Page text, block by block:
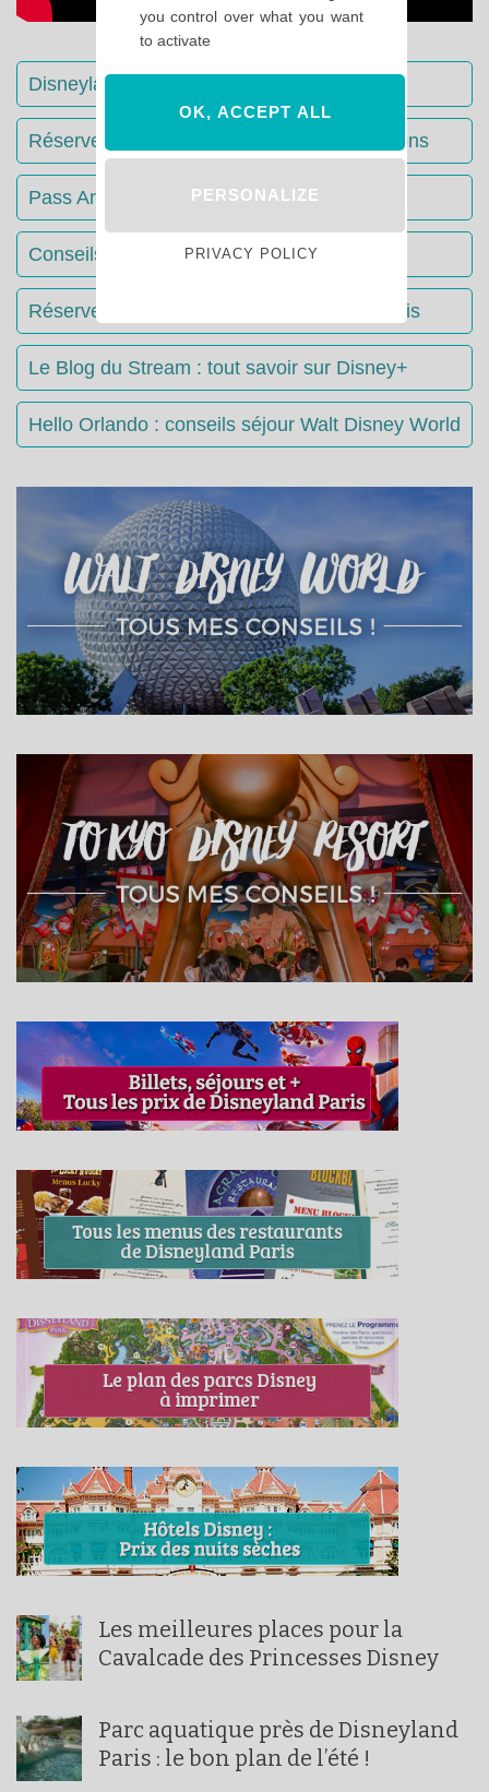
Disneyland Paris : Le guide complet
Réserver votre séjour : toutes les informations
Pass Annuels Disney : informations
Conseils & Astuces Disneyland Paris
Réserver votre restaurant à Disneyland Paris
Le Blog du Stream : tout savoir sur Disney+
Hello Orlando : conseils séjour Walt Disney World
Les meilleures places pour la
Cavalcade des Princesses Disney
Parc aquatique près de Disneyland
Paris : le bon plan de l’été !
you control over what you want
to activate
OK, ACCEPT ALL
PERSONALIZE
PRIVACY POLICY